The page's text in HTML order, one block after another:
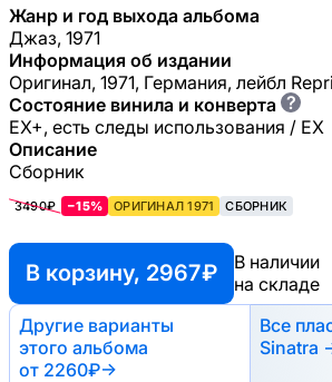
Жанр и год выхода альбома
Джаз, 1971
Информация об издании
Оригинал, 1971, Германия, лейбл
Состояние винила и конверта ?
EX+, есть следы использования / EX
Описание
Сборник
3490₽ −15% ОРИГИНАЛ 1971 СБОРНИК
В корзину, 2967 ₽
В наличии
на складе
Другие варианты
этого альбома
от 2260₽→
Все
Sinatra